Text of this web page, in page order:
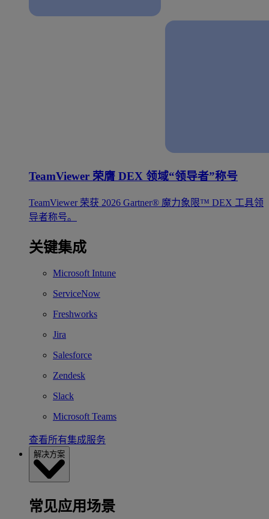
TeamViewer 荣膺 DEX 领域“领导者”称号
TeamViewer 荣获 2026 Gartner® 魔力象限™ DEX 工具领
导者称号。
关键集成
Microsoft Intune
ServiceNow
Freshworks
Jira
Salesforce
Zendesk
Slack
Microsoft Teams
查看所有集成服务
解决方案
常见应用场景